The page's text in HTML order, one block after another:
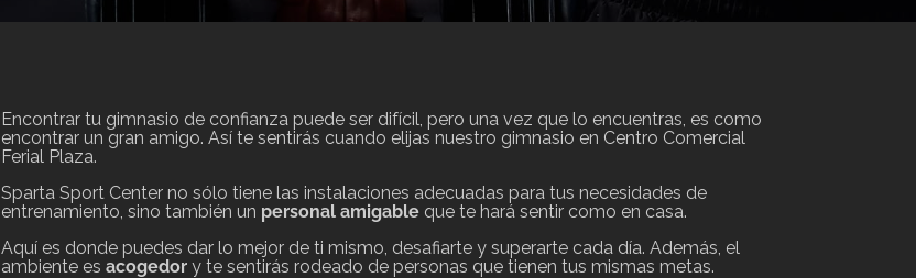
Encontrar tu gimnasio de confianza puede ser difícil, pero una vez que lo encuentras, es como
encontrar un gran amigo. Así te sentirás cuando elijas nuestro gimnasio en Centro Comercial
Ferial Plaza.
Sparta Sport Center no sólo tiene las instalaciones adecuadas para tus necesidades de
entrenamiento, sino también un personal amigableque te hará sentir como en casa.
Aquí es donde puedes dar lo mejor de ti mismo, desafiarte y superarte cada día. Además, el
ambiente es acogedor y te sentirás rodeado de personas que tienen tus mismas metas.